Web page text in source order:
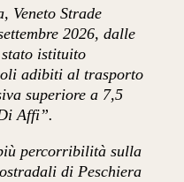
Veneto Strade
2026, dalle
istituito
adibiti al trasporto
superiore a 7,5
Affi”.
percorribilità sulla
di Peschiera